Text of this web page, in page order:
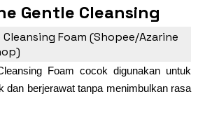
Gentle Cleansing
Foam (Shopee/Azarine
Foam cocok digunakan untuk
dan berjerawat tanpa menimbulkan rasa